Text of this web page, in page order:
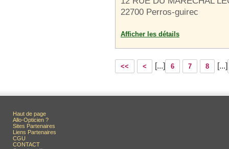
22700 Perros-guirec
Afficher les détails
<< < [...] 6 7 8 [...]
Haut de page
Allo-Opticien ?
Sites Partenaires
Liens Partenaires
CGU
CONTACT